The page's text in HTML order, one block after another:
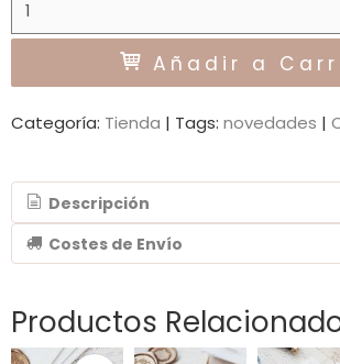
Añadir a
Categoría: Tienda | Tags: novedades |
Descripción
Costes de Envío
Productos